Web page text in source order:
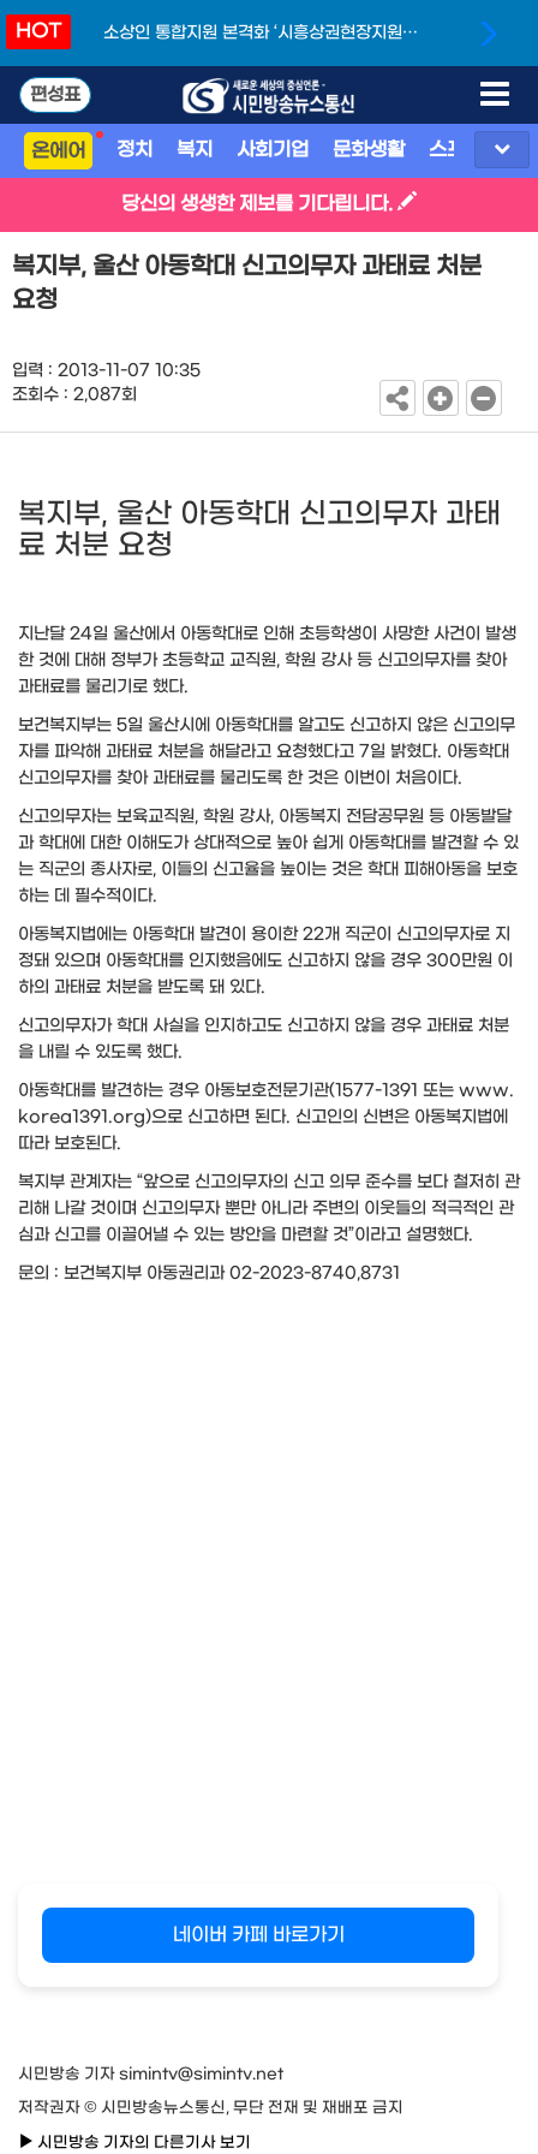
HOT
소상인 통합지원 본격화 ‘시흥상권현장지원단’
편성표
온에어 정치 복지 사회기업 문화생활 스포츠 지
당신의 생생한 제보를 기다립니다.
복지부, 울산 아동학대 신고의무자 과태료 처분
요청
입력 : 2013-11-07 10:35
조회수 : 2,087회
복지부, 울산 아동학대 신고의무자 과태
료 처분 요청
지난달 24일 울산에서 아동학대로 인해 초등학생이 사망한 사건이 발생
한 것에 대해 정부가 초등학교 교직원, 학원 강사 등 신고의무자를 찾아
과태료를 물리기로 했다.
보건복지부는 5일 울산시에 아동학대를 알고도 신고하지 않은 신고의무
자를 파악해 과태료 처분을 해달라고 요청했다고 7일 밝혔다. 아동학대
신고의무자를 찾아 과태료를 물리도록 한 것은 이번이 처음이다.
신고의무자는 보육교직원, 학원 강사, 아동복지 전담공무원 등 아동발달
과 학대에 대한 이해도가 상대적으로 높아 쉽게 아동학대를 발견할 수 있
는 직군의 종사자로, 이들의 신고율을 높이는 것은 학대 피해아동을 보호
하는 데 필수적이다.
아동복지법에는 아동학대 발견이 용이한 22개 직군이 신고의무자로 지
정돼 있으며 아동학대를 인지했음에도 신고하지 않을 경우 300만원 이
하의 과태료 처분을 받도록 돼 있다.
신고의무자가 학대 사실을 인지하고도 신고하지 않을 경우 과태료 처분
을 내릴 수 있도록 했다.
아동학대를 발견하는 경우 아동보호전문기관(1577-1391 또는 www.
korea1391.org)으로 신고하면 된다. 신고인의 신변은 아동복지법에
따라 보호된다.
복지부 관계자는 “앞으로 신고의무자의 신고 의무 준수를 보다 철저히 관
리해 나갈 것이며 신고의무자 뿐만 아니라 주변의 이웃들의 적극적인 관
심과 신고를 이끌어낼 수 있는 방안을 마련할 것”이라고 설명했다.
문의 : 보건복지부 아동권리과 02-2023-8740,8731
네이버 카페 바로가기
시민방송 기자 simintv@simintv.net
저작권자 © 시민방송뉴스통신, 무단 전재 및 재배포 금지
시민방송 기자의 다른기사 보기